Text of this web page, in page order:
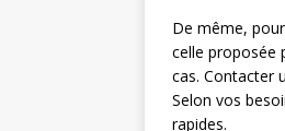
De même,
celle proposée
cas. Contacter
Selon vos
rapides.